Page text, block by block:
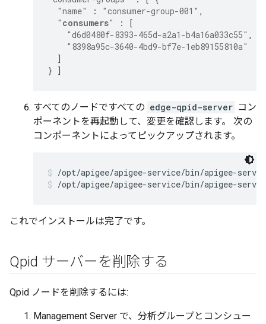
"name"
: "consumer-group-001" ,
" consumers" :
[
"d6d0480f-8393-465d-a2a1-b4a16a033c55" ,
"8398a95c-3640-4bd9-bf7e-1eb89155810a"
]
} ]
すべてのノードですべての edge-qpid-server コン
ポーネントを再起動して、変更を確認します。 次の
コンポーネントによってピックアップされます。
/opt/apigee/apigee-service/bin/apigee-
/opt/apigee/apigee-service/bin/apigee-
これでインストールは完了です。
Qpid サーバーを削除する
Qpid ノードを削除するには:
Management Server で、分析グループとコンシュー